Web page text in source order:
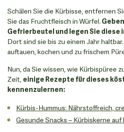
Schälen Sie die Kürbisse, entfernen
Sie das Fruchtfleisch in Würfel.
Gefrierbeutel und legen Sie diese
Dort sind sie bis zu einem Jahr
auftauen, kochen und zu frischem
Nun, da Sie wissen, wie Kürbispüree
Zeit, einige Rezepte für dieses
kennenzulernen:
Kürbis-Hummus: Nährstoffreich,
Gesunde Snacks – Kürbiskerne